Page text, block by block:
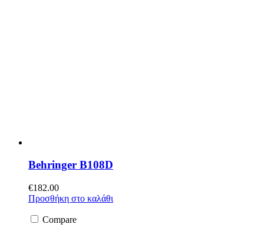
Behringer B108D
€182.00
Προσθήκη στο καλάθι
Compare